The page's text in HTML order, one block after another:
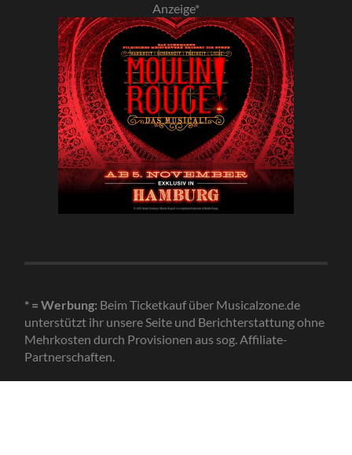
Anzeige*
* = Werbung: Beim Ticketkauf über Musicalzone.de
unterstützt ihr unsere Seite und Berichterstattung ohne
Mehrkosten durch Provisionen aus sog. Affiliate-
Partnerschaften.